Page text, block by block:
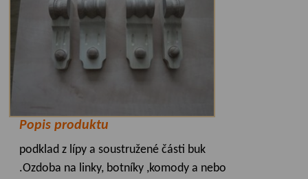
Popis produktu
podklad z lípy a soustružené části buk
.Ozdoba na linky, botníky ,komody a nebo